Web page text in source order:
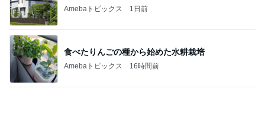
Amebaトピックス 1日前
食べたりんごの種から始めた水耕栽培
Amebaトピックス 16時間前